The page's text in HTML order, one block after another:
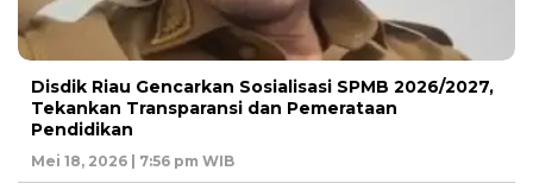
Disdik Riau Gencarkan Sosialisasi SPMB 2026/2027,
Tekankan Transparansi dan Pemerataan
Pendidikan
Mei 18, 2026 | 7:56 pm WIB